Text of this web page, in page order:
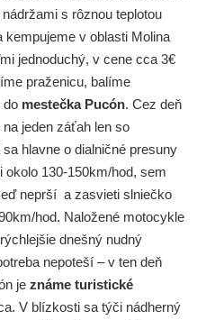
s rôznou teplotou
kempujeme v oblasti Molina
jednoduchý, v cene cca 3€
praženicu, balíme
do mestečka Pucón. Cez deň
jeden záťah len so
hlavne o dialničné presuny
130-150km/hod, sem
neprší a zasvieti slniečko
hod. Naložené motocykle
dnešný nudný
nepoteší – v ten deň
je známe turistické
V blízkosti sa týči nádherný